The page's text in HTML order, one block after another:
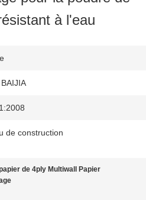
à l'eau
de construction
de 4ply Multiwall Papier